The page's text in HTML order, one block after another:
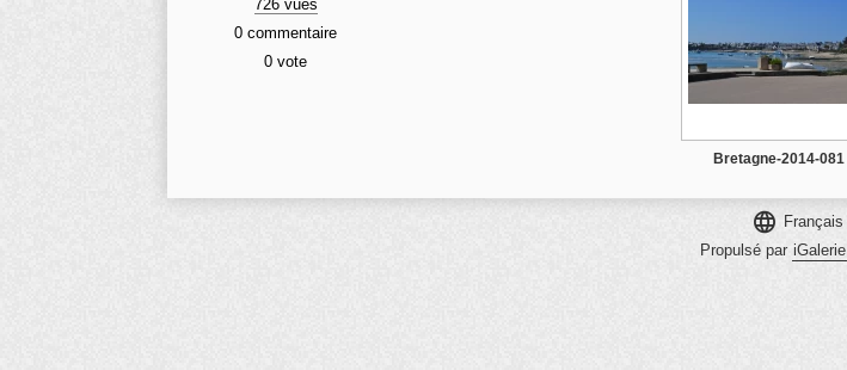
726 vues
0 commentaire
0 vote
Bretagne-2014-081
 Français
Propulsé par iGalerie